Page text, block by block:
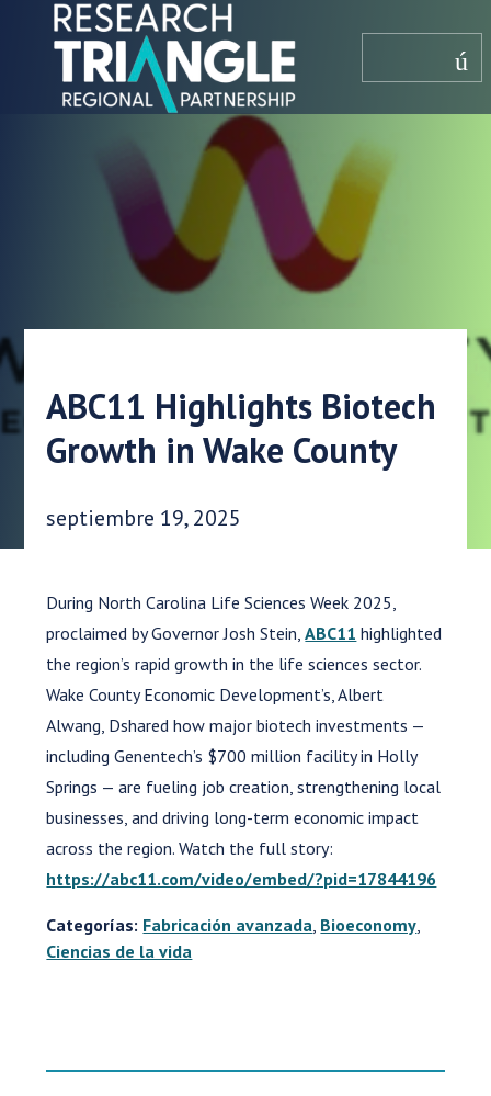
saltar al contenido
menú
ABC11 Highlights Biotech
Growth in Wake County
Fecha de publicación:
septiembre 19, 2025
During North Carolina Life Sciences Week 2025,
proclaimed by Governor Josh Stein,ABC11 highlighted
the region’s rapid growth in the life sciences sector.
Wake County Economic Development’s, Albert
Alwang, Dshared how major biotech investments —
including Genentech’s $700 million facility in Holly
Springs — are fueling job creation, strengthening local
businesses, and driving long-term economic impact
across the region. Watch the full story:
https://abc11.com/video/embed/?pid=17844196
Categorías: Fabricación avanzada Bioeconomy
Ciencias de la vida